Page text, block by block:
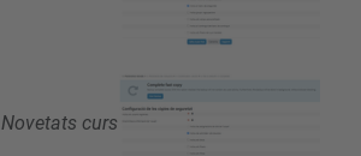
Novetats curs